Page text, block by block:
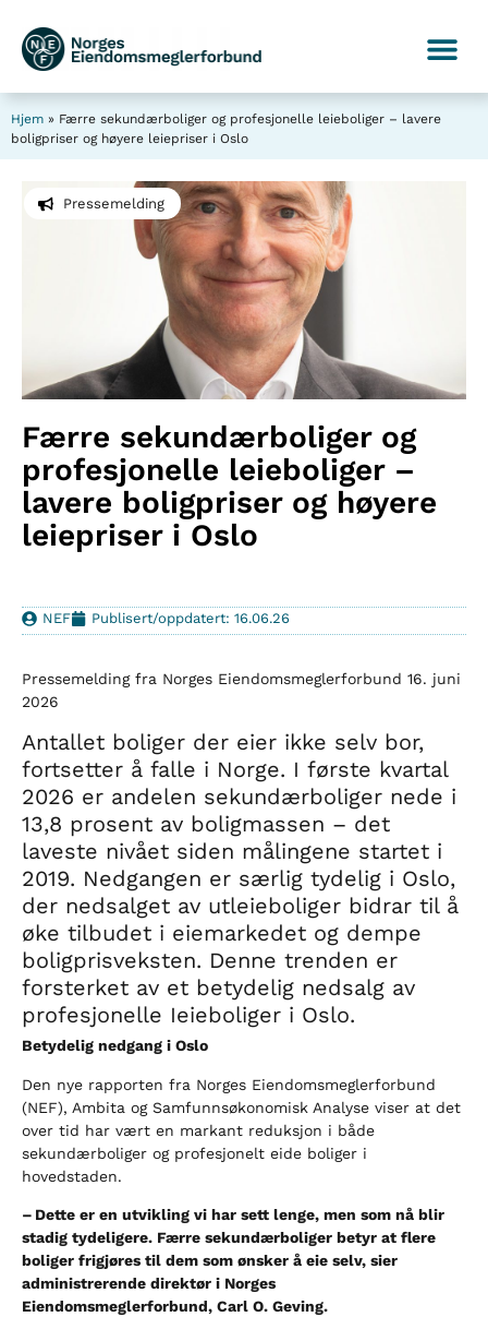
Hjem » Færre sekundærboliger og profesjonelle leieboliger – lavere
boligpriser og høyere leiepriser i Oslo
Pressemelding
Færre sekundærboliger og
profesjonelle leieboliger –
lavere boligpriser og høyere
leiepriser i Oslo
NEF Publisert/oppdatert: 16.06.26
Pressemelding fra Norges Eiendomsmeglerforbund 16. juni
2026
Antallet boliger der eier ikke selv bor,
fortsetter å falle i Norge. I første kvartal
2026 er andelen sekundærboliger nede i
13,8 prosent av boligmassen – det
laveste nivået siden målingene startet i
2019. Nedgangen er særlig tydelig i Oslo,
der nedsalget av utleieboliger bidrar til å
øke tilbudet i eiemarkedet og dempe
boligprisveksten. Denne trenden er
forsterket av et betydelig nedsalg av
profesjonelle Ieieboliger i Oslo.
Betydelig nedgang i Oslo
Den nye rapporten fra Norges Eiendomsmeglerforbund
(NEF), Ambita og Samfunnsøkonomisk Analyse viser at det
over tid har vært en markant reduksjon i både
sekundærboliger og profesjonelt eide boliger i
hovedstaden.
– Dette er en utvikling vi har sett lenge, men som nå blir
stadig tydeligere. Færre sekundærboliger betyr at flere
boliger frigjøres til dem som ønsker å eie selv, sier
administrerende direktør i Norges
Eiendomsmeglerforbund, Carl O. Geving.